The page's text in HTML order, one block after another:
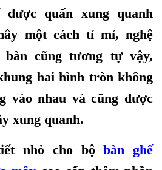
được quấn xung quanh
một cách tỉ mỉ, nghệ
bàn cũng tương tự vậy,
hai hình tròn không
vào nhau và cũng được
xung quanh.
nhỏ cho bộbàn ghế